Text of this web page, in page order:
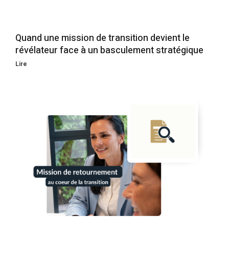
Quand une mission de transition devient le
révélateur face à un basculement stratégique
Lire